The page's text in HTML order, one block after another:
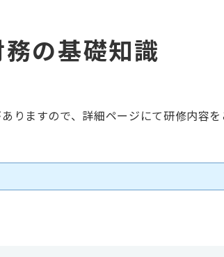
の基礎知識
りますので、詳細ページにて研修内容